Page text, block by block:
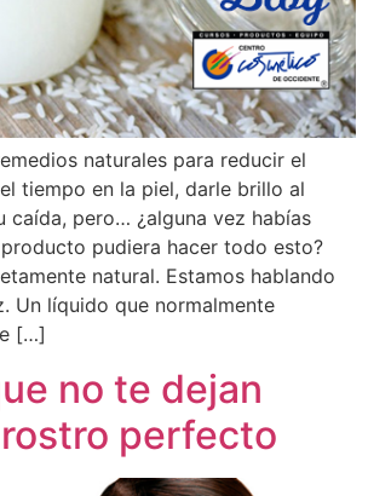
naturales para reducir el
tiempo en la piel, darle brillo al
caída, pero… ¿alguna vez habías
pudiera hacer todo esto?
natural. Estamos hablando
Un líquido que normalmente
[…]
no te dejan
perfecto